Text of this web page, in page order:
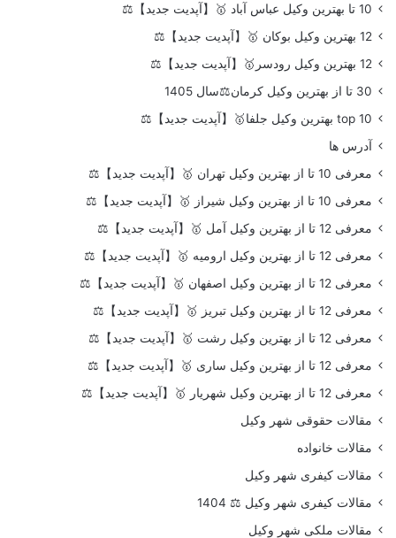
10 تا بهترین وکیل عباس آباد 🥇【آپدیت جدید】⚖️
12 بهترین وکیل بوکان 🥇【آپدیت جدید】⚖️
12 بهترین وکیل رودسر🥇【آپدیت جدید】⚖️
30 تا از بهترین وکیل کرمان⚖️سال 1405
top 10 بهترین وکیل جلفا🥇【آپدیت جدید】⚖️
آدرس ها
معرفی 10 تا از بهترین وکیل تهران 🥇【آپدیت جدید】⚖️
معرفی 10 تا از بهترین وکیل شیراز 🥇【آپدیت جدید】⚖️
معرفی 12 تا از بهترین وکیل آمل 🥇【آپدیت جدید】⚖️
معرفی 12 تا از بهترین وکیل ارومیه 🥇【آپدیت جدید】⚖️
معرفی 12 تا از بهترین وکیل اصفهان 🥇【آپدیت جدید】⚖️
معرفی 12 تا از بهترین وکیل تبریز 🥇【آپدیت جدید】⚖️
معرفی 12 تا از بهترین وکیل رشت 🥇【آپدیت جدید】⚖️
معرفی 12 تا از بهترین وکیل ساری 🥇【آپدیت جدید】⚖️
معرفی 12 تا از بهترین وکیل شهریار 🥇【آپدیت جدید】⚖️
مقالات حقوقی شهر وکیل
مقالات خانواده
مقالات کیفری شهر وکیل
مقالات کیفری شهر وکیل ⚖️ 1404
مقالات ملکی شهر وکیل